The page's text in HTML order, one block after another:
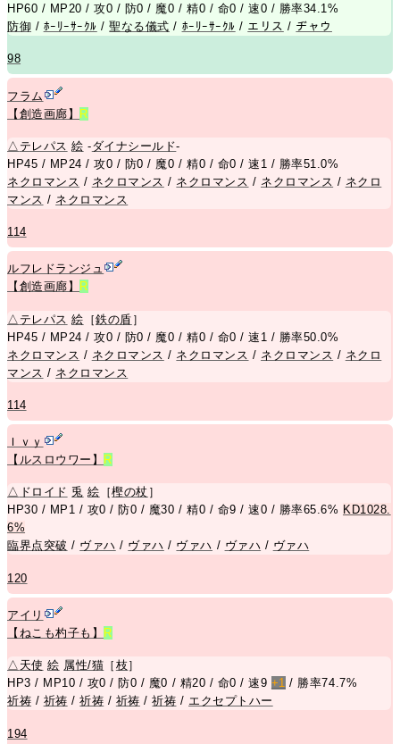
HP60 / MP20 / 攻0 / 防0 / 魔0 / 精0 / 命0 / 速0 / 勝率34.1%
防御 / ﾎｰﾘｰｻｰｸﾙ /聖なる儀式 / ﾎｰﾘｰｻｰｸﾙ / エリス / ヂャウ
98
フラム
【創造画廊】 R
△ テレパス 絵 -ダイナシールド-
HP45 / MP24 / 攻0 / 防0 / 魔0 / 精0 / 命0 / 速1 / 勝率51.0%
ネクロマンス / ネクロマンス / ネクロマンス / ネクロマンス / ネクロ
マンス / ネクロマンス
114
ルフレドランジュ
【創造画廊】
R
△ テレパス 絵 ［鉄の盾 ］
HP45 / MP24 / 攻0 / 防0 / 魔0 / 精0 / 命0 / 速1 / 勝率50.0%
ネクロマンス / ネクロマンス / ネクロマンス / ネクロマンス / ネクロ
マンス / ネクロマンス
114
Ｉｖｙ
【ルスロウワー】
R
△ ドロイド 兎 絵 ［樫の杖 ］
HP30 / MP1 / 攻0 / 防0 / 魔30 / 精0 / 命9 / 速0 / 勝率65.6% KD1028.
6%
臨界点突破 / ヴァハ / ヴァハ / ヴァハ / ヴァハ / ヴァハ
120
アイリ
【ねこも杓子も】
R
△ 天使 絵 属性/猫 ［ 枝］
HP3 / MP10 / 攻0 / 防0 / 魔0 / 精20 / 命0 / 速9 +1 / 勝率74.7%
祈祷 / 祈祷 /祈祷 / 祈祷 /祈祷 / エクセプトハー
194